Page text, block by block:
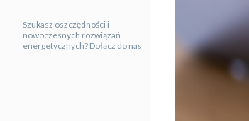
Szukasz oszczędności i
nowoczesnych rozwiązań
energetycznych? Dołącz do nas